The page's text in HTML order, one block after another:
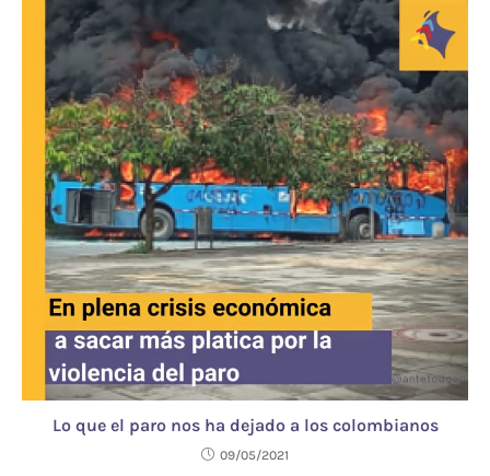
Lo que el paro nos ha dejado a los colombianos
09/05/2021